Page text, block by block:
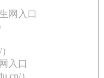
网入口
入口
）